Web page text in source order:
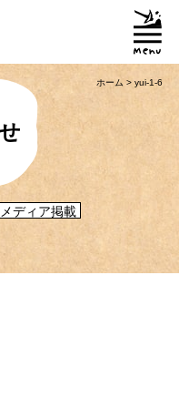
こともないぞ？という大川村
や、心構えなどをご紹介！
ホーム >yui-1-6
メディア掲載